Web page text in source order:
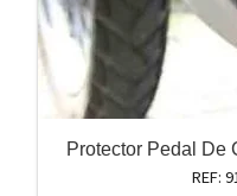
Protector Pedal De
REF: